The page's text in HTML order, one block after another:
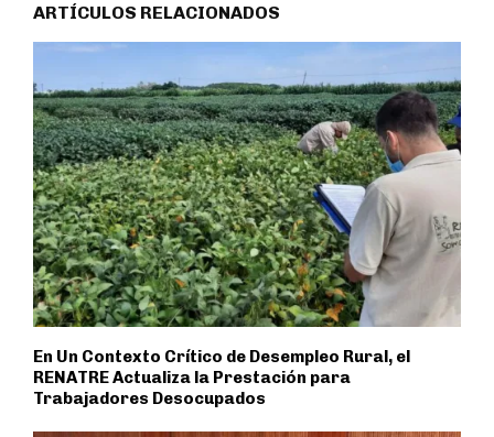
ARTÍCULOS RELACIONADOS
En Un Contexto Crítico de Desempleo Rural, el
RENATRE Actualiza la Prestación para
Trabajadores Desocupados